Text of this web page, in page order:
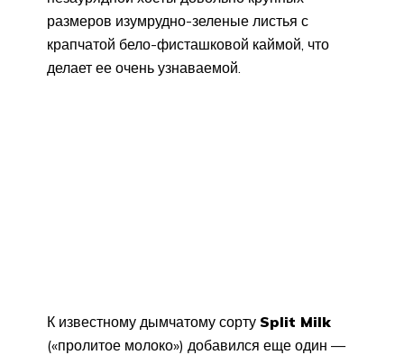
размеров изумрудно-зеленые листья с
крапчатой бело-фисташковой каймой, что
делает ее очень узнаваемой.
К известному дымчатому сорту Split Milk
(«пролитое молоко») добавился еще один —